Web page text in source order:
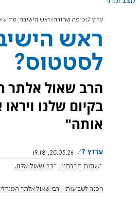
ערוץ 7 כיפה שחורה ראש הישיבה: מדוע
ראש
לסטטוס?
הרב שאול אלתר
בקיום שלנו
אותה"
ערוץ 7
20.05.26, 19:18
רשתות חברתיות
הרב שאול אלתר
הכנה לשבועות - רבי שאול אלתר